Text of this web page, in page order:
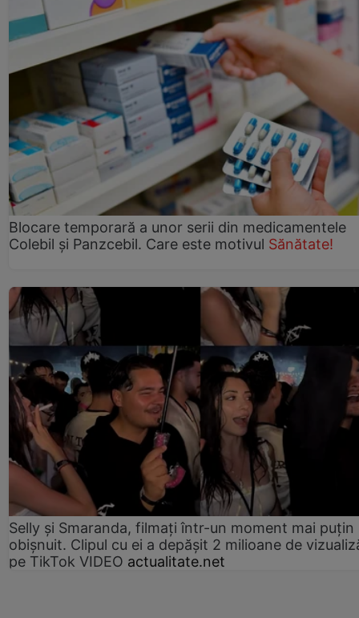
Blocare temporară a unor serii din medicamentele
Colebil și Panzcebil. Care este motivul Sănătate!
Selly și Smaranda, filmați într-un moment mai puțin
obișnuit. Clipul cu ei a depășit 2 milioane de
pe TikTok VIDEO actualitate.net